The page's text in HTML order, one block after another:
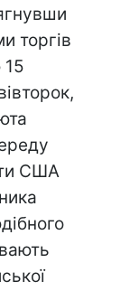
торгів
15
США